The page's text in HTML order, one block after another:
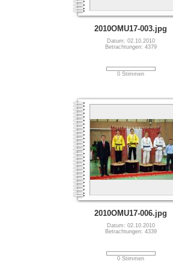
2010OMU17-003.jpg
Datum: 02.10.2010
Betrachtungen: 4379
0 Stimmen
2010OMU17-006.jpg
Datum: 02.10.2010
Betrachtungen: 4339
0 Stimmen